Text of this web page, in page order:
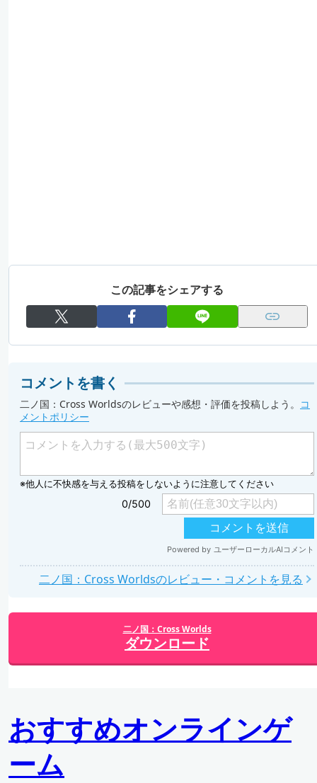
この記事をシェアする
コメントを書く
二ノ国：Cross Worldsのレビューや感想・評価を投稿しよう。 コ
メントポリシー
二ノ国：Cross Worldsのレビュー・コメントを見る
二ノ国：Cross Worlds
ダウンロード
おすすめオンラインゲ
ーム